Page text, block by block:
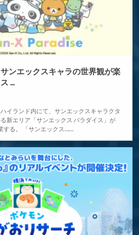
ンエックスキャラの世界観が楽
...
イランド内にて、サンエックスキャラクタ
新エリア「サンエックス パラダイス」が
する。 「サンエックス……